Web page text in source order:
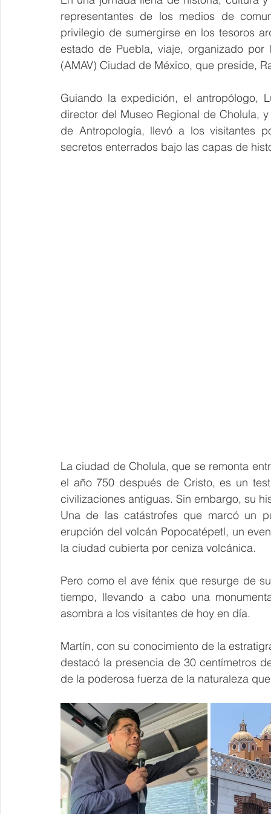
representantes de los medios de
privilegio de sumergirse en los tesoros
estado de Puebla, viaje, organizado
(AMAV) Ciudad de México, que preside,
Guiando la expedición, el antropólogo,
director del Museo Regional de Cholula,
de Antropología, llevó a los visitantes
secretos enterrados bajo las capas de
La ciudad de Cholula, que se remonta
el año 750 después de Cristo, es un
civilizaciones antiguas. Sin embargo, su
Una de las catástrofes que marcó un
erupción del volcán Popocatépetl, un
la ciudad cubierta por ceniza volcánica.
Pero como el ave fénix que resurge de
tiempo, llevando a cabo una
asombra a los visitantes de hoy en día.
Martín, con su conocimiento de la
destacó la presencia de 30 centímetros
de la poderosa fuerza de la naturaleza